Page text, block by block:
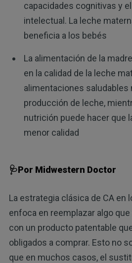
capacidades cognitivas y
intelectual. La leche
beneficia a los bebés
La alimentación de la
en la calidad de la leche
alimentaciones saludables
producción de leche,
nutrición puede hacer que
menor calidad
🩺Por Midwestern Doctor
La estrategia clásica de CA en
enfoca en reemplazar algo
con un producto patentable
obligados a comprar. Esto no
que en muchos casos, el